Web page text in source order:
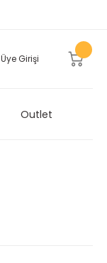
Üye Girişi
Outlet